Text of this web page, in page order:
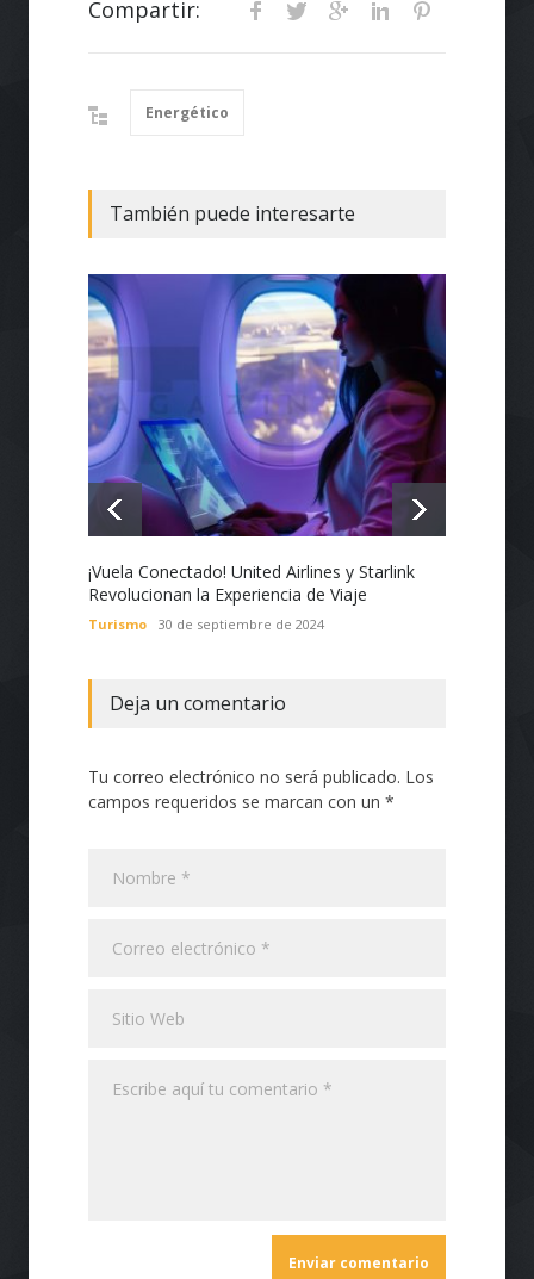
Compartir:
Energético
También puede interesarte
¡Vuela Conectado! United Airlines y Starlink
Revolucionan la Experiencia de Viaje
Turismo 30 de septiembre de 2024
Deja un comentario
Tu correo electrónico no será publicado. Los
campos requeridos se marcan con un *